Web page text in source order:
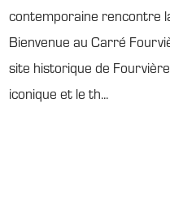
contemporaine rencontre
Bienvenue au Carré
site historique de
iconique et le th...